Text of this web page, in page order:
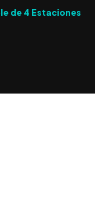
de 4 Estaciones